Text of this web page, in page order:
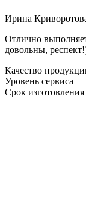
Ирина
Отлично
довольны,
Качество
Уровень сервиса
Срок изготовления